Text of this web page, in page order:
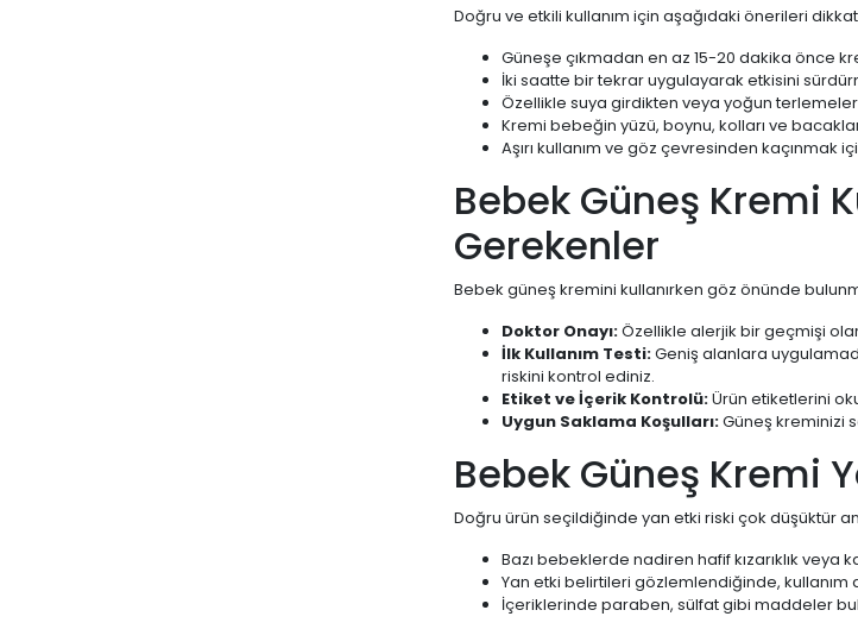
Doğru ve etkili kullanım için aşağıdaki önerileri
Güneşe çıkmadan en az 15-20 dakika önce
İki saatte bir tekrar uygulayarak etkisini
Özellikle suya girdikten veya yoğun
Kremi bebeğin yüzü, boynu, kolları ve
Aşırı kullanım ve göz çevresinden kaçınmak
Bebek Güneş Kremi
Gerekenler
Bebek güneş kremini kullanırken göz önünde
Doktor Onayı:Özellikle alerjik bir geçmişi
İlk Kullanım Testi:Geniş alanlara
riskini kontrol ediniz.
Etiket ve İçerik Kontrolü:Ürün etiketlerini
Uygun Saklama Koşulları:Güneş kreminizi
Bebek Güneş Kremi
Doğru ürün seçildiğinde yan etki riski çok düşüktür
Bazı bebeklerde nadiren hafif kızarıklık veya
Yan etki belirtileri gözlemlendiğinde, kullanım
İçeriklerinde paraben, sülfat gibi maddeler